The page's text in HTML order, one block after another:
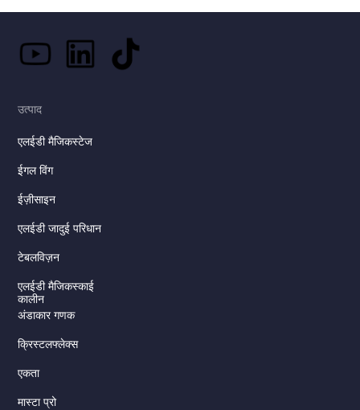
उत्पाद
एलईडी मैजिकस्टेज
ईगल विंग
ईज़ीसाइन
एलईडी जादुई परिधान
टेबलविज़न
एलईडी मैजिकस्काई
कालीन
अंडाकार गणक
क्रिस्टलफ्लेक्स
एकता
मास्टा प्रो